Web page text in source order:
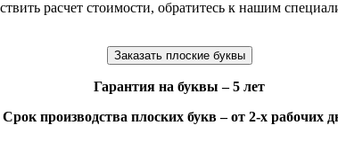
расчет стоимости, обратитесь к нашим
Заказать плоские буквы
Гарантия на буквы – 5 лет
Срок производства плоских букв – от 2-х рабочих